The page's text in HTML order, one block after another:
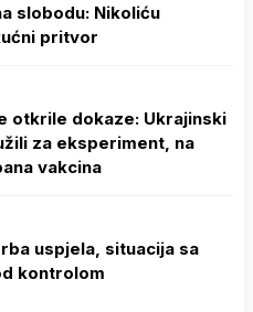
slobodu: Nikoliću
pritvor
otkrile dokaze: Ukrajinski
za eksperiment, na
vakcina
uspjela, situacija sa
kontrolom